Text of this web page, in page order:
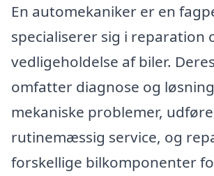
En automekaniker er en
specialiserer sig i reparation
vedligeholdelse af biler.
omfatter diagnose og
mekaniske problemer,
rutinemæssig service, og
forskellige bilkomponenter